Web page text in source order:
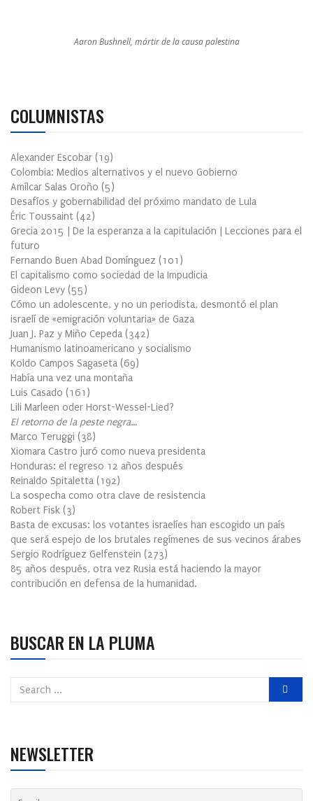
Aaron Bushnell, mártir de la causa palestina
COLUMNISTAS
Alexander Escobar (19)
Colombia: Medios alternativos y el nuevo Gobierno
Amílcar Salas Oroño (5)
Desafíos y gobernabilidad del próximo mandato de Lula
Éric Toussaint (42)
Grecia 2015 | De la esperanza a la capitulación | Lecciones para el
futuro
Fernando Buen Abad Domínguez (101 )
El capitalismo como sociedad de la Impudicia
Gideon Levy (55)
Cómo un adolescente, y no un periodista, desmontó el plan
israelí de «emigración voluntaria» de Gaza
Juan J. Paz y Miño Cepeda (342)
Humanismo latinoamericano y socialismo
Koldo Campos Sagaseta (69)
Había una vez una montaña
Luis Casado (161 )
Lili Marleen oder Horst-Wessel-Lied?
El retorno de la peste negra…
Marco Teruggi (38)
Xiomara Castro juró como nueva presidenta
Honduras: el regreso 12 años después
Reinaldo Spitaletta (192)
La sospecha como otra clave de resistencia
Robert Fisk (3)
Basta de excusas: los votantes israelíes han escogido un país
que será espejo de los brutales regímenes de sus vecinos árabes
Sergio Rodríguez Gelfenstein (273)
85 años después, otra vez Rusia está haciendo la mayor
contribución en defensa de la humanidad.
BUSCAR EN LA PLUMA
NEWSLETTER